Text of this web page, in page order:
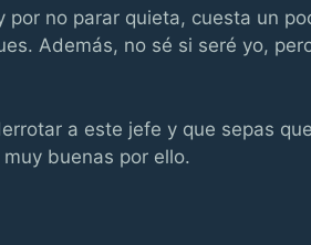
no parar quieta, cuesta un
Además, no sé si seré yo,
a este jefe y que sepas
buenas por ello.